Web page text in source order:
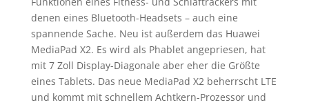
denen eines Bluetooth-Headsets – auch eine
spannende Sache. Neu ist außerdem das Huawei
MediaPad X2. Es wird als Phablet angepriesen, hat
mit 7 Zoll Display-Diagonale aber eher die Größte
eines Tablets. Das neue MediaPad X2 beherrscht LTE
und kommt mit schnellem Achtkern-Prozessor und